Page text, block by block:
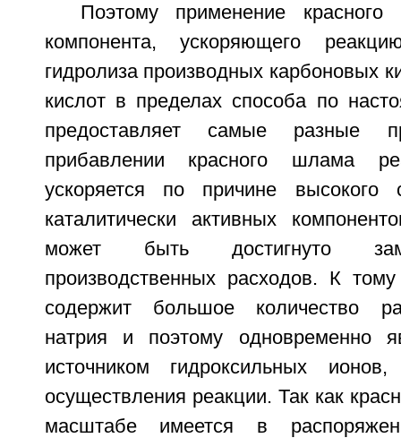
Поэтому применение
компонента, ускоряющего
гидролиза производных карбоновых
кислот в пределах способа по
предоставляет самые разные
прибавлении красного шлама
ускоряется по причине
каталитически активных
может быть достигнуто
производственных расходов. К
содержит большое количество
натрия и поэтому одновременно
источником гидроксильных
осуществления реакции. Так как
масштабе имеется в